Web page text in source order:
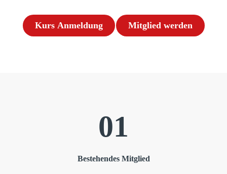
Kurs Anmeldung Mitglied werden
01
Bestehendes Mitglied